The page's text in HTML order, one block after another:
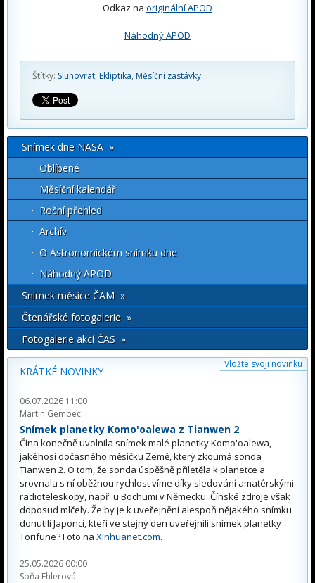
Odkaz na originální APOD
Náhodný APOD
Štítky: Slunovrat, Ekliptika, Měsíční zastávky
Snímek dne NASA »
Oblíbené
Měsíční kalendář
Roční přehled
Archív
O Astronomickém snímku dne
Náhodný APOD
Snímek měsíce ČAM »
Čtenářské fotogalerie »
Fotogalerie akcí ČAS »
Vložte svoji novinku
KRÁTKÉ NOVINKY
06.07.2026 11:00
Martin Gembec
Snímek planetky Komo'oalewa z Tianwen 2
Čína konečně uvolnila snímek malé planetky Komo'oalewa,
jakéhosi dočasného měsíčku Země, který zkoumá sonda
Tianwen 2. O tom, že sonda úspěšně přiletěla k planetce a
srovnala s ní oběžnou rychlost víme díky sledování amatérskými
radioteleskopy, např. u Bochumi v Německu. Čínské zdroje však
doposud mlčely. Že by je k uveřejnění alespoň nějakého snímku
donutili Japonci, kteří ve stejný den uveřejnili snímek planetky
Torifune? Foto na Xinhuanet.com.
25.05.2026 00:00
Soňa Ehlerová